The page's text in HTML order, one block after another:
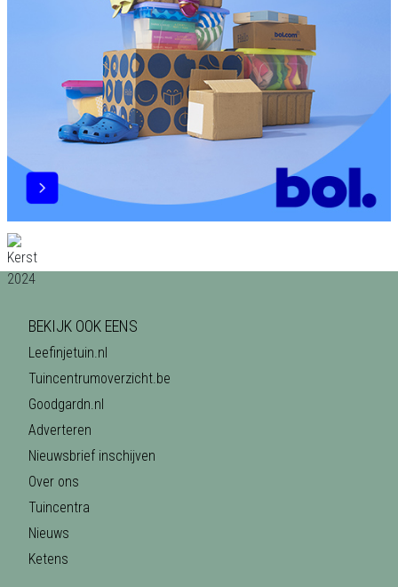
BEKIJK OOK EENS
Leefinjetuin.nl
Tuincentrumoverzicht.be
Goodgardn.nl
Adverteren
Nieuwsbrief inschijven
Over ons
Tuincentra
Nieuws
Ketens